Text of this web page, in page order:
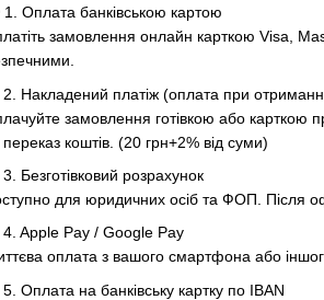
1. Оплата банківською картою
замовлення онлайн карткою Visa,
Накладений платіж (оплата при
замовлення готівкою або карткою
переказ коштів. (20 грн+2% від суми)
Безготівковий розрахунок
для юридичних осіб та ФОП. Після
4. Apple Pay / Google Pay
оплата з вашого смартфона або
Оплата на банківську картку по IBAN